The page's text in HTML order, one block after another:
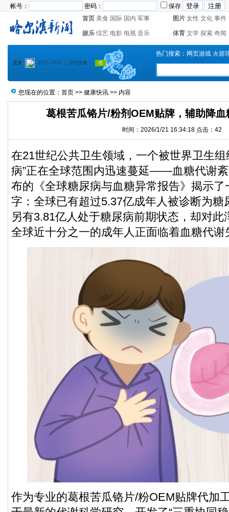
帐号： 密码：
保存
首页 美食 国际 国内 军事 图片 女性 文化 事件
娱乐 综艺 电影 电视 音乐 体育 文学 探索 奇闻
热门搜索： 网页游戏 火箭
您现在的位置： 首页 >> 健康快讯 >> 内容
葛根苦瓜铬片/粉剂OEM贴牌，辅助降
时间：2026/1/21 16:34:18 点击： 42
在21世纪公共卫生领域，一个被世界卫生组
病”正在全球范围内迅速蔓延——血糖代谢
布的《全球糖尿病与血糖异常报告》揭示
字：全球已有超过5.37亿成年人被诊断为糖
另有3.81亿人处于糖尿病前期状态，却对
全球近十分之一的成年人正面临着血糖代
作为专业的葛根苦瓜铬片/粉OEM贴牌代加